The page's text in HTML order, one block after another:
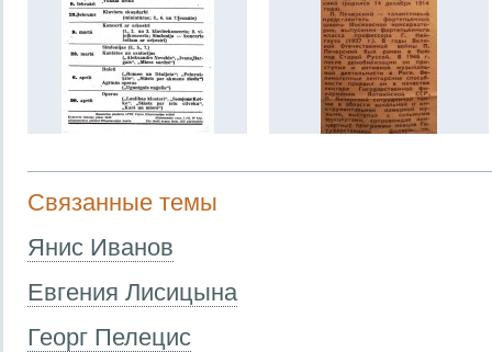
Связанные темы
Янис Иванов
Евгения Лисицына
Георг Пелецис